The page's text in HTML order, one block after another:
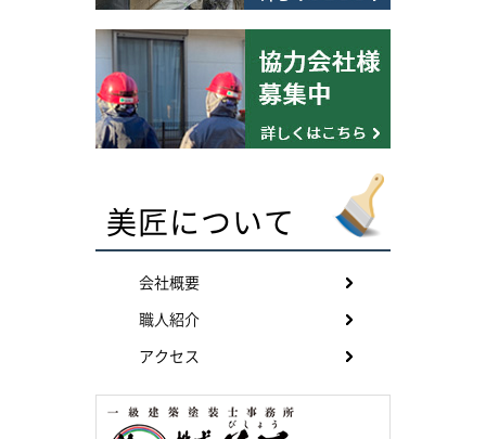
美匠について
会社概要
職人紹介
アクセス